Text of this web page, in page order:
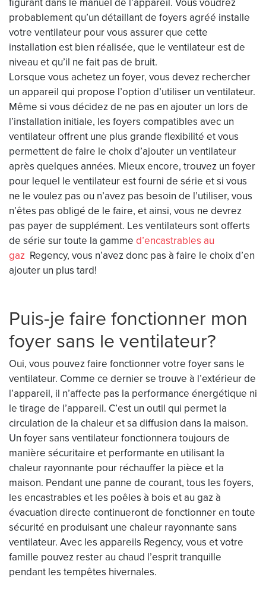
probablement qu’un détaillant de foyers agréé installe
votre ventilateur pour vous assurer que cette
installation est bien réalisée, que le ventilateur est de
niveau et qu’il ne fait pas de bruit.
Lorsque vous achetez un foyer, vous devez rechercher
un appareil qui propose l’option d’utiliser un ventilateur.
Même si vous décidez de ne pas en ajouter un lors de
l’installation initiale, les foyers compatibles avec un
ventilateur offrent une plus grande flexibilité et vous
permettent de faire le choix d’ajouter un ventilateur
après quelques années. Mieux encore, trouvez un foyer
pour lequel le ventilateur est fourni de série et si vous
ne le voulez pas ou n’avez pas besoin de l’utiliser, vous
n’êtes pas obligé de le faire, et ainsi, vous ne devrez
pas payer de supplément. Les ventilateurs sont offerts
de série sur toute la gamme d’encastrables au
gaz Regency, vous n’avez donc pas à faire le choix d’en
ajouter un plus tard!
Puis-je faire fonctionner mon
foyer sans le ventilateur?
Oui, vous pouvez faire fonctionner votre foyer sans le
ventilateur. Comme ce dernier se trouve à l’extérieur de
l’appareil, il n’affecte pas la performance énergétique ni
le tirage de l’appareil. C’est un outil qui permet la
circulation de la chaleur et sa diffusion dans la maison.
Un foyer sans ventilateur fonctionnera toujours de
manière sécuritaire et performante en utilisant la
chaleur rayonnante pour réchauffer la pièce et la
maison. Pendant une panne de courant, tous les foyers,
les encastrables et les poêles à bois et au gaz à
évacuation directe continueront de fonctionner en toute
sécurité en produisant une chaleur rayonnante sans
ventilateur. Avec les appareils Regency, vous et votre
famille pouvez rester au chaud l’esprit tranquille
pendant les tempêtes hivernales.